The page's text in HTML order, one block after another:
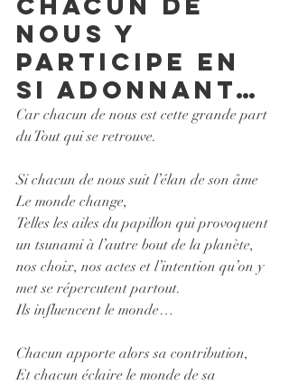
nous y
participe en
si adonnant…
Car chacun de nous est cette grande part
du Tout qui se retrouve.
Si chacun de nous suit l’élan de son âme
Le monde change,
Telles les ailes du papillon qui provoquent
un tsunami à l’autre bout de la planète,
nos choix, nos actes et l’intention qu’on y
met se répercutent partout.
Ils influencent le monde…
Chacun apporte alors sa contribution,
Et chacun éclaire le monde de sa